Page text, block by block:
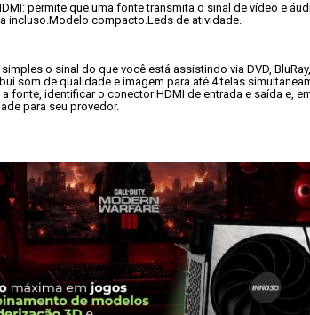
permite que uma fonte transmita o sinal de vídeo e
incluso.Modelo compacto.Leds de atividade.
o sinal do que você está assistindo via DVD,
som de qualidade e imagem para até 4 telas
fonte, identificar o conector HDMI de entrada e saída e,
para seu provedor.